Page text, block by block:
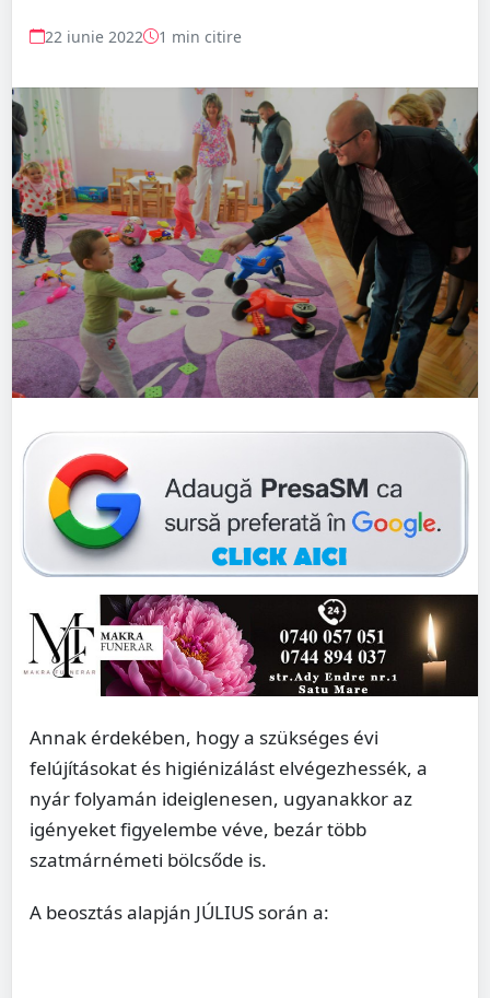
22 iunie 2022 1 min citire
Annak érdekében, hogy a szükséges évi
felújításokat és higiénizálást elvégezhessék, a
nyár folyamán ideiglenesen, ugyanakkor az
igényeket figyelembe véve, bezár több
szatmárnémeti bölcsőde is.
A beosztás alapján JÚLIUS során a: